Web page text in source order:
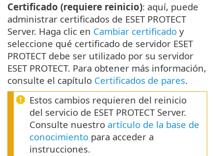
Certificado (requiere reinicio): aquí, puede
administrar certificados de ESET PROTECT
Server. Haga clic en Cambiar certificado y
seleccione qué certificado de servidor ESET
PROTECT debe ser utilizado por su servidor
ESET PROTECT. Para obtener más información,
consulte el capítulo Certificados de pares.
Estos cambios requieren del reinicio
del servicio de ESET PROTECT Server.
Consulte nuestro artículo de la base de
conocimiento para acceder a
instrucciones.